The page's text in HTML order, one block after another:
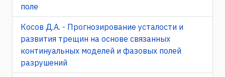
поле
Косов Д.А. - Прогнозирование усталости и
развития трещин на основе связанных
континуальных моделей и фазовых полей
разрушений